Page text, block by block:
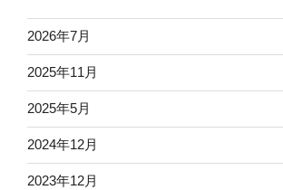
2026年7月
2025年11月
2025年5月
2024年12月
2023年12月